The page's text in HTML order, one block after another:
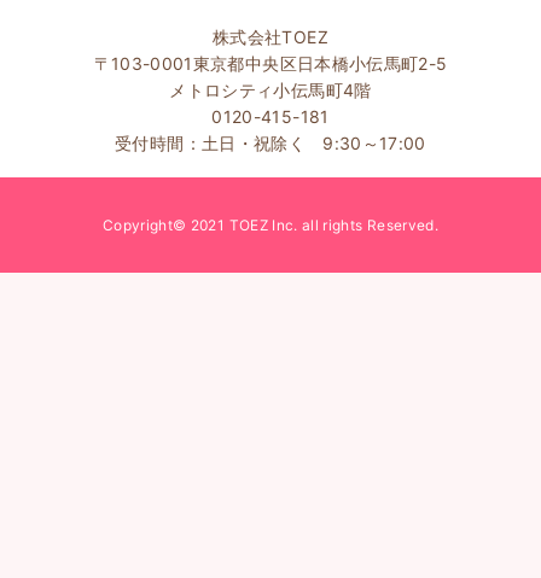
株式会社TOEZ
〒103-0001東京都中央区日本橋小伝馬町2-5
メトロシティ小伝馬町4階
0120-415-181
受付時間：土日・祝除く 9:30～17:00
Copyright© 2021 TOEZ Inc. all rights Reserved.